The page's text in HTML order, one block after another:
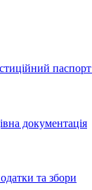
паспорт
документація
та збори